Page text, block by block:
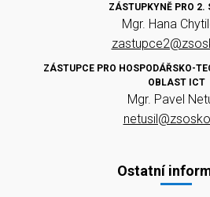
ZÁSTUPKYNĚ PRO 2.
Mgr. Hana
ZÁSTUPCE PRO HOSPODÁŘSKO-
OBLAST ICT
Mgr. Pavel
Ostatní